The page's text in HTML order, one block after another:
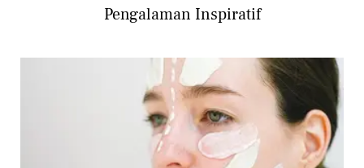
Pengalaman Inspiratif